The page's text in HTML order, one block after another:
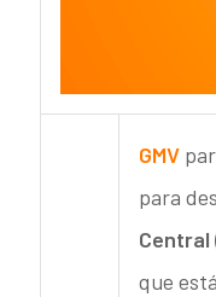
GMV
para
Central
que